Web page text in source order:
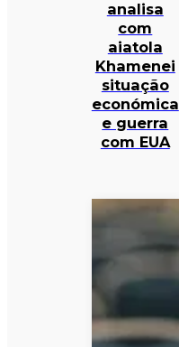
analisa
com
aiatola
Khamenei
situação
económica
e guerra
com EUA